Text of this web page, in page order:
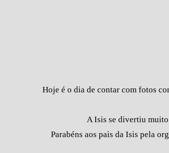
Hoje é o dia de contar com fotos
A Isis se divertiu muito
Parabéns aos pais da Isis pela